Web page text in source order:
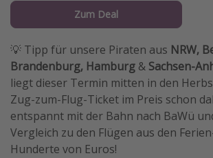
Zum Deal
💡 Tipp für unsere Piraten aus NRW,
Brandenburg, Hamburg & Sachsen-
liegt dieser Termin mitten in den
Zug-zum-Flug-Ticket im Preis schon
entspannt mit der Bahn nach BaWü
Vergleich zu den Flügen aus den
Hunderte von Euros!